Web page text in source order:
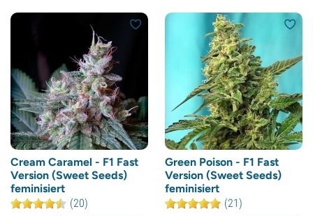
Cream Caramel - F1 Fast
Version (Sweet Seeds)
feminisiert
(20)
Green Poison - F1 Fast
Version (Sweet Seeds)
feminisiert
(21)